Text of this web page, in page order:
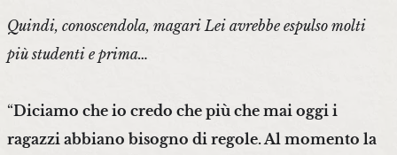
Quindi, conoscendola, magari Lei avrebbe espulso molti
più studenti e prima…
“Diciamo che io credo che più che mai oggi i
ragazzi abbiano bisogno di regole. Al momento la